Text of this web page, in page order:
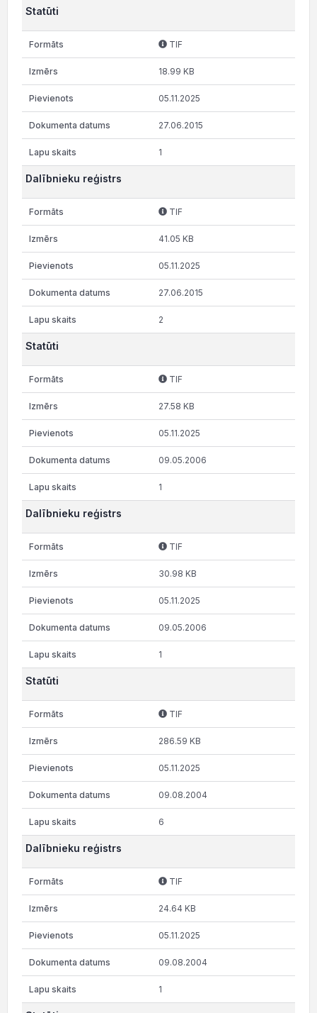
Statūti
TIF
18.99 KB
05.11.2025
27.06.2015
1
Dalībnieku reģistrs
TIF
41.05 KB
05.11.2025
27.06.2015
2
Statūti
TIF
27.58 KB
05.11.2025
09.05.2006
1
Dalībnieku reģistrs
TIF
30.98 KB
05.11.2025
09.05.2006
1
Statūti
TIF
286.59 KB
05.11.2025
09.08.2004
6
Dalībnieku reģistrs
TIF
24.64 KB
05.11.2025
09.08.2004
1